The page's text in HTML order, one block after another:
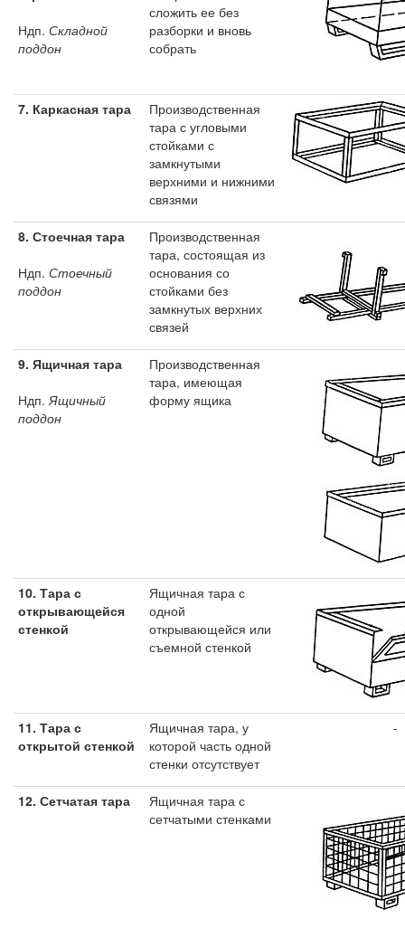
Ндп. Складной
поддон
сложить ее без
разборки и вновь
собрать
7. Каркасная тара
Производственная
тара с угловыми
стойками с
замкнутыми
верхними и нижними
связями
8. Стоечная тара
Ндп. Стоечный
поддон
Производственная
тара, состоящая из
основания со
стойками без
замкнутых верхних
связей
9. Ящичная тара
Ндп.Ящичный
поддон
Производственная
тара, имеющая
форму ящика
10. Тара с
открывающейся
стенкой
Ящичная тара с
одной
открывающейся или
съемной стенкой
11. Тара с
открытой стенкой
Ящичная тара, у
которой часть одной
стенки отсутствует
-
12. Сетчатая тара
Ящичная тара с
сетчатыми стенками